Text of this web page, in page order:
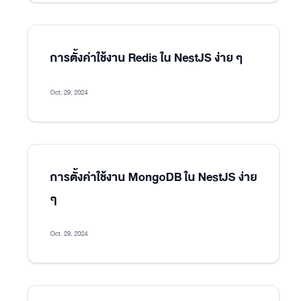
การตั้งค่าใช้งาน Redis ใน NestJS ง่าย ๆ
Oct. 29, 2024
การตั้งค่าใช้งาน MongoDB ใน NestJS ง่าย
ๆ
Oct. 29, 2024